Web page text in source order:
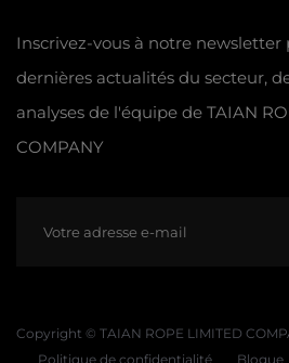
Inscrivez-vous à notre newsletter
dernières actualités du secteur,
analyses de l'équipe de TAIAN
COMPANY
Copyright © TAIAN ROPE LIMITED
Politique de confidentialité
Blogue